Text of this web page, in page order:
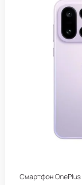
Смартфон OnePlus